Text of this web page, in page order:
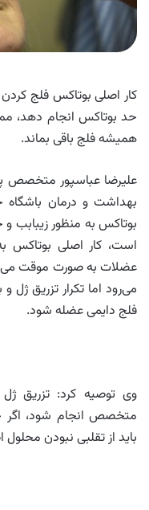
کار اصلی بوتاکس فلج
حد بوتاکس انجام دهد،
همیشه فلج باقی بماند.
علیرضا عباسپور متخصص
بهداشت و درمان باشگاه
بوتاکس به منظور
است، کار اصلی
می‌رود اما تکرار تزریق
فلج دایمی عضله شود.
وی توصیه کرد: تزریق
متخصص انجام شود، اگر
باید از تقلبی نبودن